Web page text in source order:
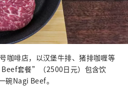
咖啡店，以汉堡牛排、猪排咖喱等
套餐”（2500日元）包含饮
碗Nagi Beef。